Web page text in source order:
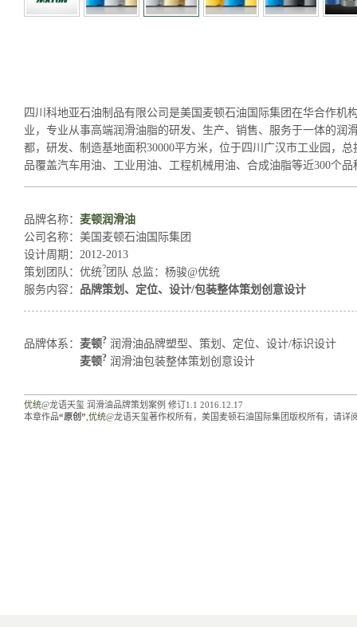
四川科地亚石油制品有限公司是美国麦顿石油国际集团在华合作机
业，专业从事高端润滑油脂的研发、生产、销售、服务于一体的润
都，研发、制造基地面积30000平方米，位于四川广汉市工业园，
品覆盖汽车用油、工业用油、工程机械用油、合成油脂等近300个品
品牌名称： 麦顿润滑油
公司名称： 美国麦顿石油国际集团
设计周期： 2012-2013
策划团队： 优统? 团队 总监：杨骏@优统
服务内容： 品牌策划、定位、设计/包装整体策划创意设计
品牌体系： 麦顿? 润滑油品牌塑型、策划、定位、设计/标识设计
麦顿? 润滑油包装整体策划创意设计
优统@龙语天玺 润滑油品牌策划案例 修订1.1 2016.12.17
本章作品“原创” 优统@龙语天玺著作权所有，美国麦顿石油国际集团版权所有，请详